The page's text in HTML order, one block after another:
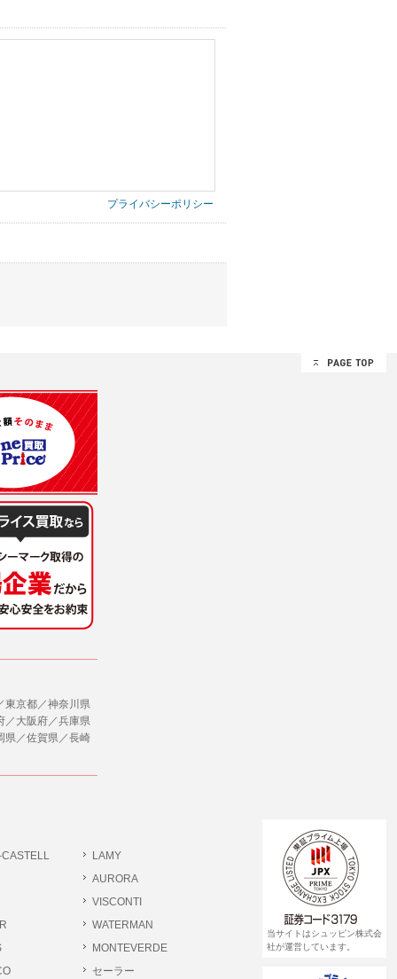
得ることが困難であるとき。
して協力する必要がある場合であって、
し、委託する場合は委託した個人データ
サービス等が利用できない場合があり
を閲覧・利用していただくためにクッ
加又は削除，利用の停止，消去及び第三
。また当社の個人情報の取り扱いに関
人情報相談窓口
プライバシーポリシー
東京都／神奈川県
／大阪府／兵庫県
県／佐賀県／長崎
LAMY
AURORA
VISCONTI
WATERMAN
MONTEVERDE
セーラー
当サイトはシュッピン株式会
社が運営しています。